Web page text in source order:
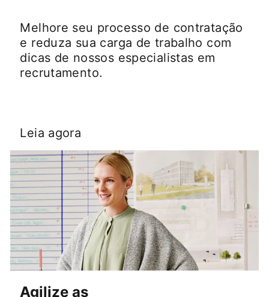
Melhore seu processo de contratação
e reduza sua carga de trabalho com
dicas de nossos especialistas em
recrutamento.
Leia agora
Agilize as